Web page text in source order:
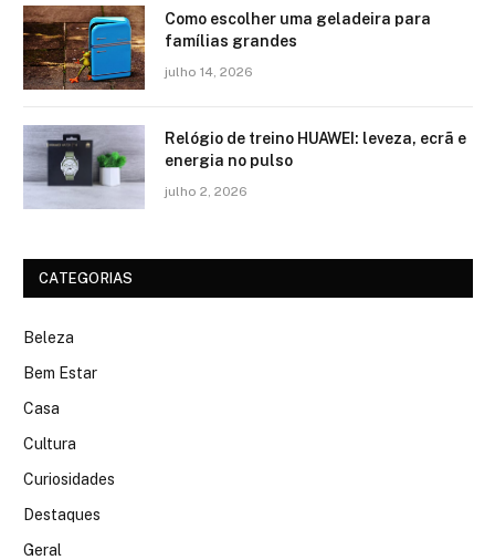
Como escolher uma geladeira para
famílias grandes
julho 14, 2026
Relógio de treino​ HUAWEI: leveza, ecrã e
energia no pulso
julho 2, 2026
CATEGORIAS
Beleza
Bem Estar
Casa
Cultura
Curiosidades
Destaques
Geral